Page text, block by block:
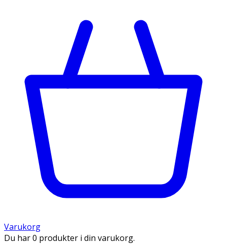
Varukorg
Du har 0 produkter i din varukorg.